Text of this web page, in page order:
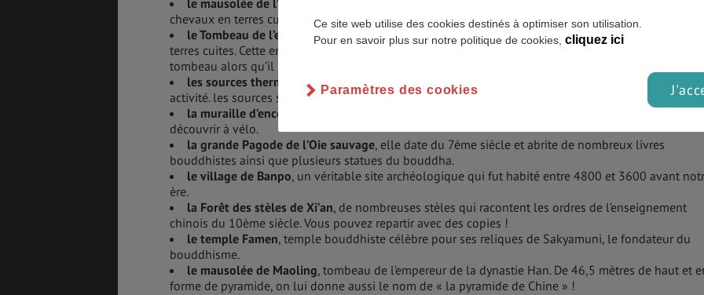
le mausolée de l’empereur Qin
chevaux en terres cuites. Un site exceptionnel !
le Tombeau de l’empereur Qin Shihuangdi , il se trouve autour des fosses contenant les statues
terres cuites. Cette empereur obsédé par l’immortalité avait toutefois commencé à faire construire
tombeau alors qu’il n’avait que 26 ans.
les sources thermales Huaqi
ng, situées au pieds de la montagne Lishan, un ancien volcan plus
activité. les sources sont naturellement chaudes.
la muraille d’enceinte de Xi’an
découvrir à vélo.
la grande Pagode de l’Oie sauvage, elle date du 7ème siècle et abrite de nombreux livres
bouddhistes ainsi que plusieurs statues du bouddha.
le village de Banpo, un véritable site archéologique qui fut habité entre 4800 et 3600 avant
ère.
la Forêt des stèles de Xi’an, de nombreuses stèles qui racontent les ordres de l’enseignement
chinois du 10ème siècle. Vous pouvez repartir avec des copies !
le temple Famen, temple bouddhiste célèbre pour ses reliques de Sakyamuni, le fondateur du
bouddhisme.
le mausolée de Maoling, tombeau de l’empereur de la dynastie Han. De 46,5 mètres de haut et
forme de pyramide, on lui donne aussi le nom de « la pyramide de Chine » !
Ce site web utilise des cookies destinés à optimiser son utilisation.
Pour en savoir plus sur notre politique de cookies, cliquez ici
Paramètres des cookies